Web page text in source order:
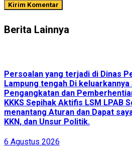
Berita Lainnya
Persoalan yang terjadi di Dinas
Lampung tengah Di
Pengangkatan dan
KKKS Sepihak Aktifis LSM LPAB
menantang Aturan dan Dapat
KKN, dan Unsur Politik.
6 Agustus 2026